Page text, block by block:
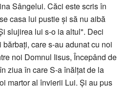
Sângelui. Căci este scris în
casa lui pustie şi să nu aibă
slujirea lui s-o ia altul". Deci
care s-au adunat cu noi
noi Domnul Iisus, Începând de
ziua în care S-a înălţat de la
martor al învierii Lui. Şi au pus